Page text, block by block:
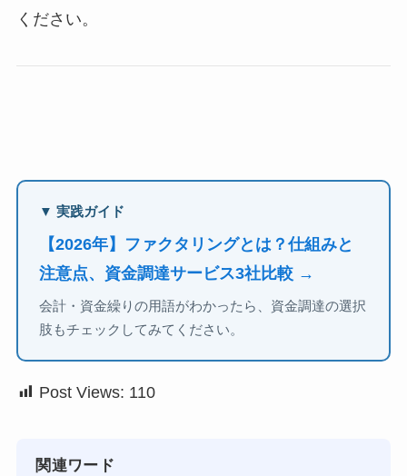
ください。
▼ 実践ガイド
【2026年】ファクタリングとは？仕組みと
注意点、資金調達サービス3社比較 →
会計・資金繰りの用語がわかったら、資金調達の選択
肢もチェックしてみてください。
Post Views: 110
関連ワード